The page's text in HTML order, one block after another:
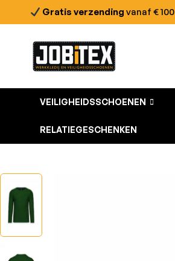
Gratis verzending vanaf € 100
VEILIGHEIDSSCHOENEN
RELATIEGESCHENKEN